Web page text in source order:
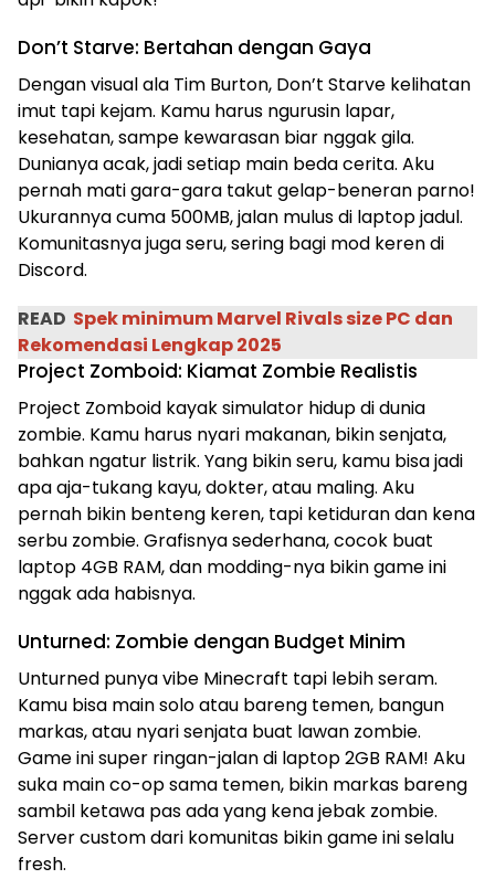
Don’t Starve: Bertahan dengan Gaya
Dengan visual ala Tim Burton, Don’t Starve kelihatan
imut tapi kejam. Kamu harus ngurusin lapar,
kesehatan, sampe kewarasan biar nggak gila.
Dunianya acak, jadi setiap main beda cerita. Aku
pernah mati gara-gara takut gelap-beneran parno!
Ukurannya cuma 500MB, jalan mulus di laptop jadul.
Komunitasnya juga seru, sering bagi mod keren di
Discord.
READ Spek minimum Marvel Rivals size PC dan
Rekomendasi Lengkap 2025
Project Zomboid: Kiamat Zombie Realistis
Project Zomboid kayak simulator hidup di dunia
zombie. Kamu harus nyari makanan, bikin senjata,
bahkan ngatur listrik. Yang bikin seru, kamu bisa jadi
apa aja-tukang kayu, dokter, atau maling. Aku
pernah bikin benteng keren, tapi ketiduran dan kena
serbu zombie. Grafisnya sederhana, cocok buat
laptop 4GB RAM, dan modding-nya bikin game ini
nggak ada habisnya.
Unturned: Zombie dengan Budget Minim
Unturned punya vibe Minecraft tapi lebih seram.
Kamu bisa main solo atau bareng temen, bangun
markas, atau nyari senjata buat lawan zombie.
Game ini super ringan-jalan di laptop 2GB RAM! Aku
suka main co-op sama temen, bikin markas bareng
sambil ketawa pas ada yang kena jebak zombie.
Server custom dari komunitas bikin game ini selalu
fresh.